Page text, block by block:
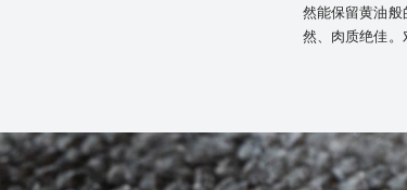
然能保留黄油
然、肉质绝佳